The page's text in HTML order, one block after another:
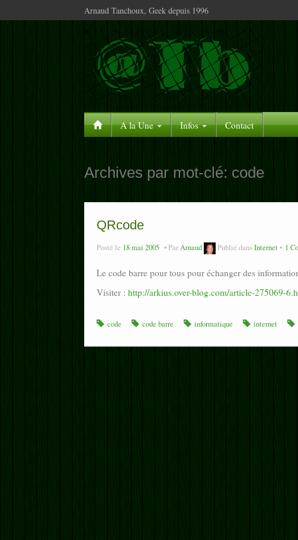
Arnaud Tanchoux, Geek depuis 1996
A la Une Infos Contact
Archives par mot-clé: code
QRcode
Posté le 18 mai 2005 ParArnaud Publié dansInternet 1
Le code barre pour tous pour échanger des
Visiter : http://arkius.over-blog.com/article-275069-
code code barre informatique internet